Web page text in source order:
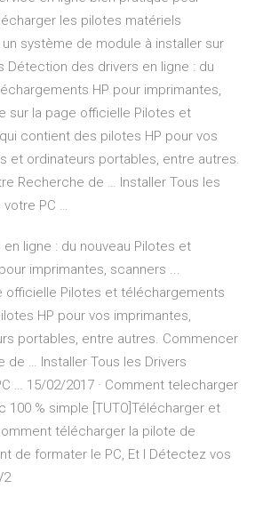
les pilotes matériels
système de module à installer sur
Détection des drivers en ligne : du
HP pour imprimantes,
sur la page officielle Pilotes et
contient des pilotes HP pour vos
et ordinateurs portables, entre autres.
Recherche de … Installer Tous les
votre PC …
ligne : du nouveau Pilotes et
imprimantes, scanners ...
officielle Pilotes et téléchargements
HP pour vos imprimantes,
portables, entre autres. Commencer
de … Installer Tous les Drivers
… 15/02/2017 · Comment telecharger
100 % simple [TUTO]Télécharger et
télécharger la pilote de
de formater le PC, Et l Détectez vos